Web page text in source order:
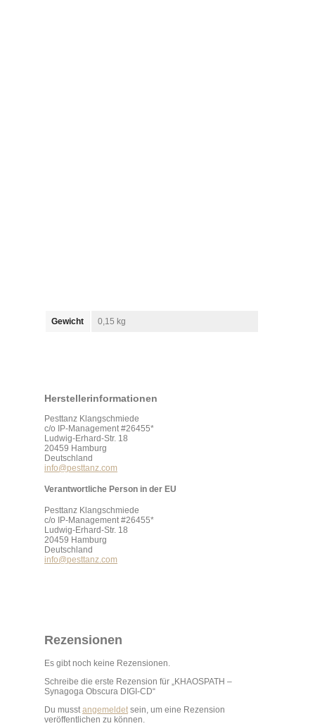
Gewicht 0,15 kg
Herstellerinformationen
Pesttanz Klangschmiede
c/o IP-Management #26455*
Ludwig-Erhard-Str. 18
20459 Hamburg
Deutschland
info@pesttanz.com
Verantwortliche Person in der EU
Pesttanz Klangschmiede
c/o IP-Management #26455*
Ludwig-Erhard-Str. 18
20459 Hamburg
Deutschland
info@pesttanz.com
Rezensionen
Es gibt noch keine Rezensionen.
Schreibe die erste Rezension für „KHAOSPATH –
Synagoga Obscura DIGI-CD“
Du musstangemeldetsein, um eine Rezension
veröffentlichen zu können.